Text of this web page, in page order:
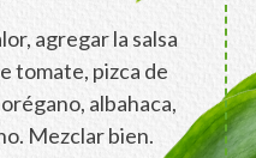
agregar la salsa
tomate, pizca de
albahaca,
Mezclar bien.